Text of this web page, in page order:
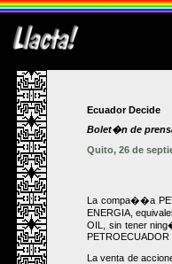
Ecuador Decide
Bolet�n de
Quito, 26 de
La compa��a
ENERGIA,
OIL, sin tener
La venta de